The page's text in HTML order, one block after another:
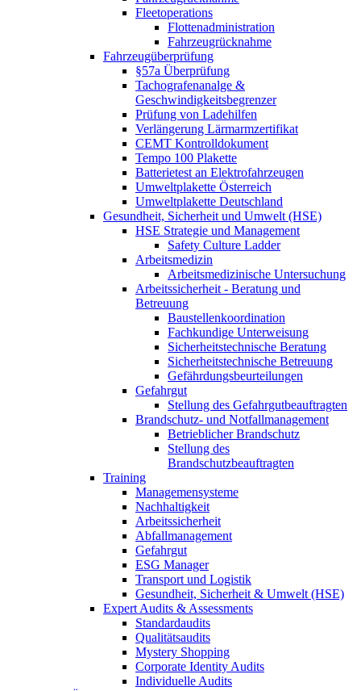
Fleetoperations
Flottenadministration
Fahrzeugrücknahme
Fahrzeugüberprüfung
§57a Überprüfung
Tachografenanalge &
Geschwindigkeitsbegrenzer
Prüfung von Ladehilfen
Verlängerung Lärmarmzertifikat
CEMT Kontrolldokument
Tempo 100 Plakette
Batterietest an Elektrofahrzeugen
Umweltplakette Österreich
Umweltplakette Deutschland
Gesundheit, Sicherheit und Umwelt (HSE)
HSE Strategie und Management
Safety Culture Ladder
Arbeitsmedizin
Arbeitsmedizinische Untersuchung
Arbeitssicherheit - Beratung und
Betreuung
Baustellenkoordination
Fachkundige Unterweisung
Sicherheitstechnische Beratung
Sicherheitstechnische Betreuung
Gefährdungsbeurteilungen
Gefahrgut
Stellung des Gefahrgutbeauftragten
Brandschutz- und Notfallmanagement
Betrieblicher Brandschutz
Stellung des
Brandschutzbeauftragten
Training
Managemensysteme
Nachhaltigkeit
Arbeitssicherheit
Abfallmanagement
Gefahrgut
ESG Manager
Transport und Logistik
Gesundheit, Sicherheit & Umwelt (HSE)
Expert Audits & Assessments
Standardaudits
Qualitätsaudits
Mystery Shopping
Corporate Identity Audits
Individuelle Audits